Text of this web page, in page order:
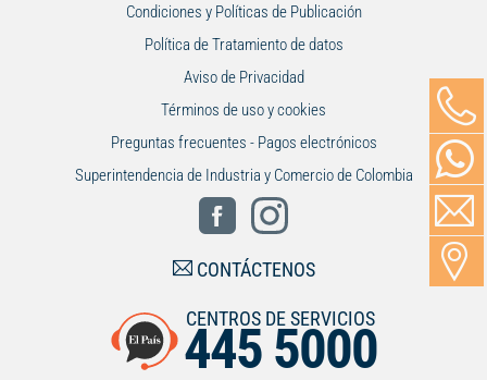
Condiciones y Políticas de Publicación
Política de Tratamiento de datos
Aviso de Privacidad
Términos de uso y cookies
Preguntas frecuentes - Pagos electrónicos
Superintendencia de Industria y Comercio de Colombia
CONTÁCTENOS
CENTROS DE SERVICIOS
445 5000